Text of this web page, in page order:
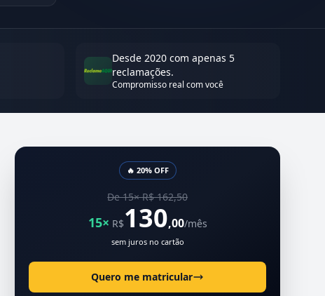
Desde 2020 com apenas 5
reclamações.
Compromisso real com você
🔥 20% OFF
De 15× R$ 162,50
15× R$130,00/mês
sem juros no cartão
Quero me matricular